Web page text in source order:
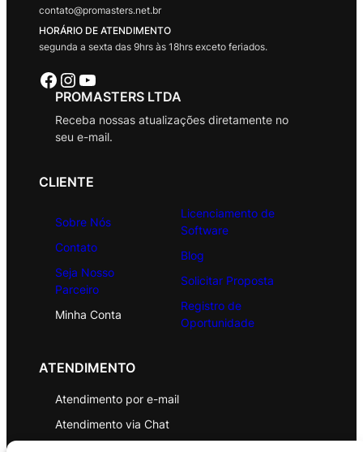
contato@promasters.net.br
HORÁRIO DE ATENDIMENTO
segunda a sexta das 9hrs às 18hrs exceto feriados.
Facebook Instagram Youtube
PROMASTERS LTDA
Receba nossas atualizações diretamente no
seu e-mail.
CLIENTE
Sobre Nós
Contato
Seja Nosso
Parceiro
Minha Conta
Licenciamento de
Software
Blog
Solicitar Proposta
Registro de
Oportunidade
ATENDIMENTO
Atendimento por e-mail
Atendimento via Chat